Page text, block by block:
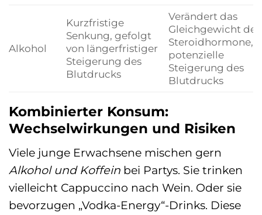
Alkohol
Kurzfristige
Senkung, gefolgt
von längerfristiger
Steigerung des
Blutdrucks
Verändert das
Gleichgewicht der
Steroidhormone,
potenzielle
Steigerung des
Blutdrucks
Kombinierter Konsum:
Wechselwirkungen und Risiken
Viele junge Erwachsene mischen gern
Alkohol und Koffein bei Partys. Sie trinken
vielleicht Cappuccino nach Wein. Oder sie
bevorzugen „Vodka-Energy“-Drinks. Diese